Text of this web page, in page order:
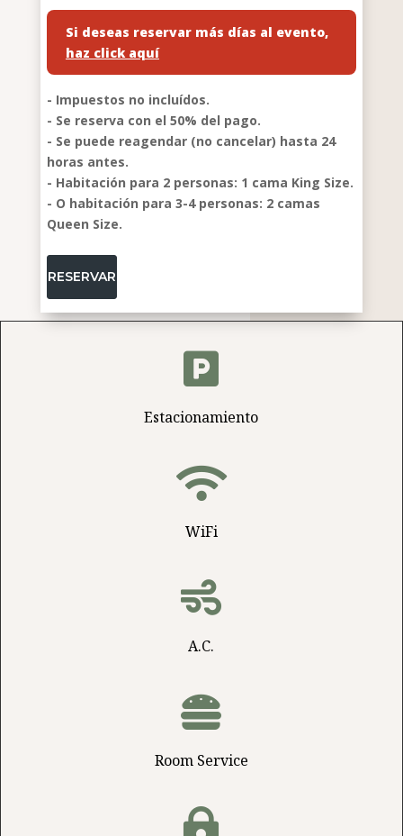
Si deseas reservar más días al evento,
haz click aquí
- Impuestos no incluídos.
- Se reserva con el 50% del pago.
- Se puede reagendar (no cancelar) hasta 24
horas antes.
- Habitación para 2 personas: 1 cama King Size.
- O habitación para 3-4 personas: 2 camas
Queen Size.
RESERVAR

Estacionamiento

WiFi

A.C.

Room Service
